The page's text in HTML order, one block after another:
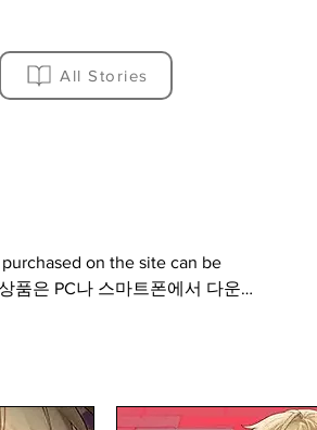
All Stories
on the site can be
품은 PC나 스마트폰에서 다운